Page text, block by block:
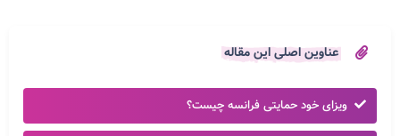
عناوین اصلی این مقاله
ویزای خود حمایتی فرانسه چیست؟